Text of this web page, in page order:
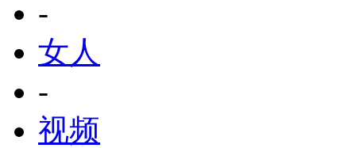
-
女人
-
视频